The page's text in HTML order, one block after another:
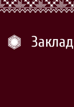
Заклад